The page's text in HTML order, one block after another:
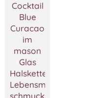
Cocktail
Blue
Curacao
im
mason
Glas
Halskette,Miniatur
Lebensmittel